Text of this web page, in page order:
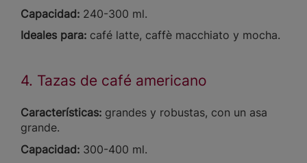
Capacidad: 240-300 ml.
Ideales para: café latte, caffè macchiato y mocha.
4. Tazas de café americano
Características: grandes y robustas, con un asa
grande.
Capacidad: 300-400 ml.